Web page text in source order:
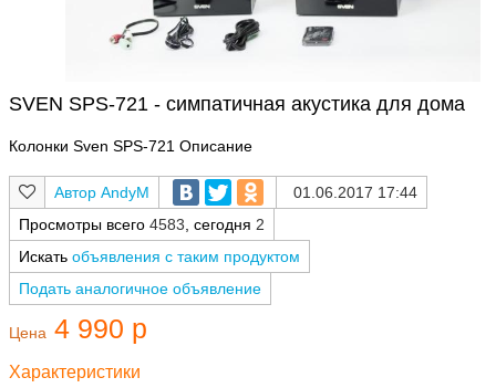
SVEN SPS-721 - симпатичная акустика для дома
Колонки Sven SPS-721 Описание
AndyM
01.06.2017 17:44
Просмотры всего 4583 , сегодня 2
Искать объявления с таким продуктом
Подать аналогичное объявление
Цена 4 990 р
Характеристики